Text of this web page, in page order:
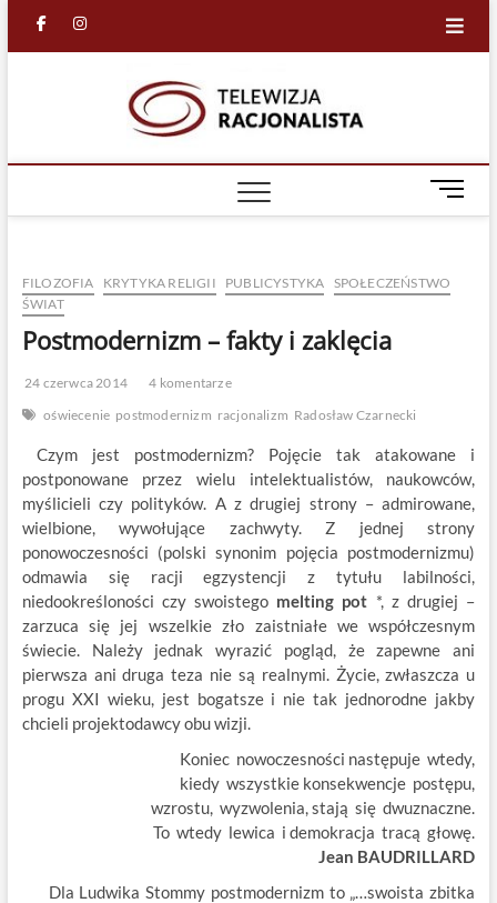
facebook
in
M
e
B
FILOZOFIA KRYTYKA RELIGII PUBLICYSTYKA SPOŁECZEŃSTWO
ŚWIAT
Postmodernizm – fakty i zaklęcia
24 czerwca 2014
4 komentarze
oświecenie postmodernizm racjonalizm Radosław Czarnecki
Czym jest postmodernizm? Pojęcie tak atakowane i
postponowane przez wielu intelektualistów, naukowców,
myślicieli czy polityków. A z drugiej strony – admirowane,
wielbione, wywołujące zachwyty. Z jednej strony
ponowoczesności (polski synonim pojęcia postmodernizmu)
odmawia się racji egzystencji z tytułu labilności,
niedookreśloności czy swoistego melting pot *, z drugiej –
zarzuca się jej wszelkie zło zaistniałe we współczesnym
świecie. Należy jednak wyrazić pogląd, że zapewne ani
pierwsza ani druga teza nie są realnymi. Życie, zwłaszcza u
progu XXI wieku, jest bogatsze i nie tak jednorodne jakby
chcieli projektodawcy obu wizji.
Koniec nowoczesności następuje wtedy,
kiedy wszystkie konsekwencje postępu,
wzrostu, wyzwolenia, stają się dwuznaczne.
To wtedy lewica i demokracja tracą głowę.
Jean BAUDRILLARD
Dla Ludwika Stommy postmodernizm to „…swoista zbitka